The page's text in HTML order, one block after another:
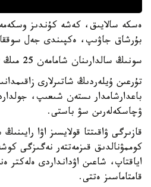
ەسكە سالايىق، كەشە كۇندىز
بۇرشاق جاۋىپ، ەكپىندى جەل
سونىڭ سالدارىنان شامامەن 25 مىڭ ادام جارىقسىز قالدى.
تۇرعىن ۇيلەردىڭ شاتىرلارى
باعدارشامدار ىستەن شىعىپ،
ۋچاسكەلەرىن سۋ باستى.
قازىرگى ۋاقىتتا قولايسىز اۋا
كوممۋنالدىق قىزمەتتەر نەگىزگى
اياقتاپ، شاعىن اۋدانداردى ەلەكتر
قامتاماسىز ەتتى.